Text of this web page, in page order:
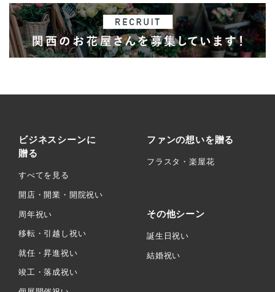
ビジネスシーンに
贈る
すべてを見る
開店・開業・開院祝い
周年祝い
移転・引越し祝い
就任・昇進祝い
竣工・落成祝い
ファンの想いを贈る
フラスタ・楽屋花
その他シーン
誕生日祝い
結婚祝い